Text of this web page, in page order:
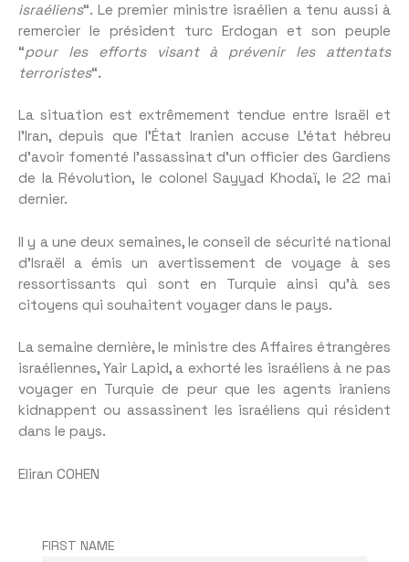
israéliens“. Le premier ministre israélien a tenu aussi à
remercier le président turc Erdogan et son peuple
“pour les efforts visant à prévenir les attentats
terroristes“.
La situation est extrêmement tendue entre Israël et
l’Iran, depuis que l’État Iranien accuse L’état hébreu
d’avoir fomenté l’assassinat d’un officier des Gardiens
de la Révolution, le colonel Sayyad Khodaï, le 22 mai
dernier.
Il y a une deux semaines, le conseil de sécurité national
d’Israël a émis un avertissement de voyage à ses
ressortissants qui sont en Turquie ainsi qu’à ses
citoyens qui souhaitent voyager dans le pays.
La semaine dernière, le ministre des Affaires étrangères
israéliennes, Yair Lapid, a exhorté les israéliens à ne pas
voyager en Turquie de peur que les agents iraniens
kidnappent ou assassinent les israéliens qui résident
dans le pays.
Eliran COHEN
FIRST NAME